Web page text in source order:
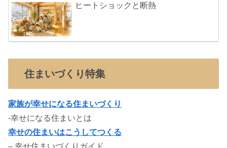
ヒートショックと断熱
住まいづくり特集
家族が幸せになる住まいづくり
-幸せになる住まいとは
幸せの住まいはこうしてつくる
– 幸せ住まいづくりガイド